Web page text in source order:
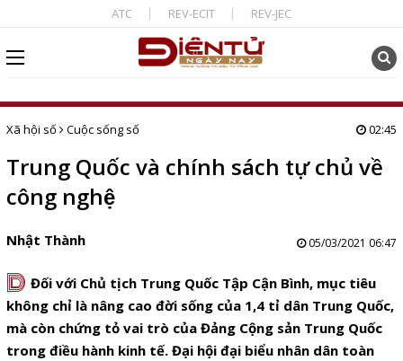
ATC REV-ECIT REV-JEC
Xã hội số Cuộc sống số 02:45
Trung Quốc và chính sách tự chủ về
công nghệ
Nhật Thành 05/03/2021 06:47
D Đối với Chủ tịch Trung Quốc Tập Cận Bình, mục tiêu
không chỉ là nâng cao đời sống của 1,4 tỉ dân Trung Quốc,
mà còn chứng tỏ vai trò của Đảng Cộng sản Trung Quốc
trong điều hành kinh tế. Đại hội đại biểu nhân dân toàn